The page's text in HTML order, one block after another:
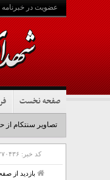
عضویت در خبرنامه
صفحه نخست
تصاویر سنتکام از
کد خبر:
بازدید از